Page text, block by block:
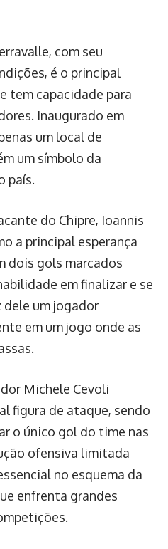
com seu
é o principal
tem capacidade para
Inaugurado em
um local de
um símbolo da
país.
do Chipre, Ioannis
a principal esperança
dois gols marcados
em finalizar e se
dele um jogador
em um jogo onde as
Michele Cevoli
figura de ataque, sendo
o único gol do time nas
ofensiva limitada
no esquema da
enfrenta grandes